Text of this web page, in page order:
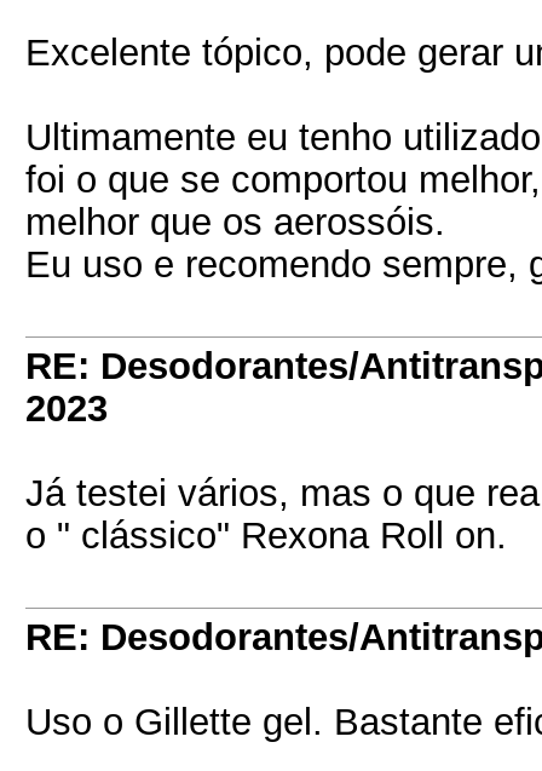
Excelente tópico, pode gerar
Ultimamente eu tenho
foi o que se comportou
melhor que os aerossóis.
Eu uso e recomendo sempre,
RE: Desodorantes/
2023
Já testei vários, mas o que
o " clássico" Rexona Roll on.
RE: Desodorantes/
Uso o Gillette gel. Bastante